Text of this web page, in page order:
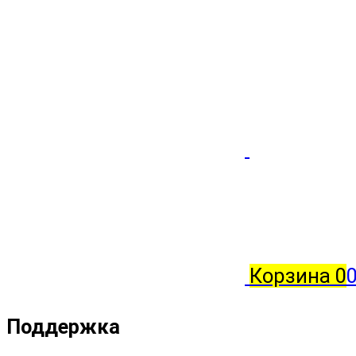
Корзина 0
Поддержка